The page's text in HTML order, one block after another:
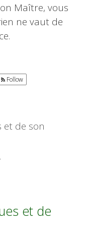
Maître, vous
ne vaut de
Follow
et de son
et de